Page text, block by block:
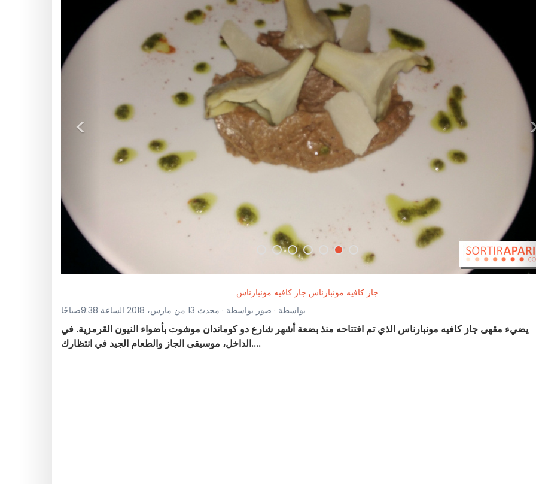
<
جاز كافيه مونبارناس جاز كافيه مونبارناس
بواسطة · صور بواسطة · محدث 13 من مارس، 2018 الساعة 9:38صباحًا
يضيء مقهى جاز كافيه مونبارناس الذي تم افتتاحه منذ بضعة أشهر شارع دو كوماندان موشوت بأضواء النيون القرمزية. في
الداخل، موسيقى الجاز والطعام الجيد في انتظارك....